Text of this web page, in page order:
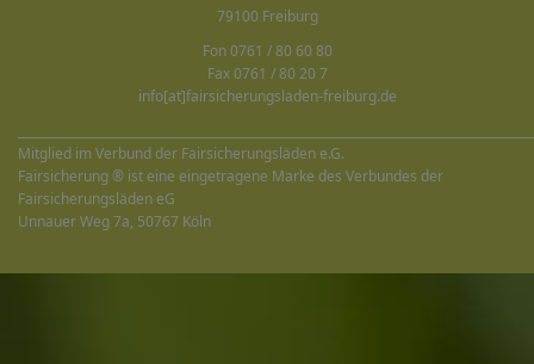
79100 Freiburg
Fon 0761 / 80 60 80
Fax 0761 / 80 20 7
info[at]fairsicherungsladen-freiburg.de
Mitglied im Verbund der Fairsicherungsläden e.G.
Fairsicherung ® ist eine eingetragene Marke des Verbundes der
Fairsicherungsläden eG
Unnauer Weg 7a, 50767 Köln